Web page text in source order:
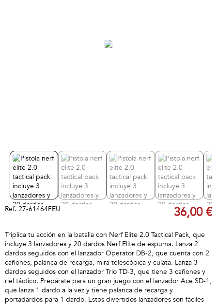
Ref. 27-61464FEU 36,00 €
Triplica tu acción en la batalla con Nerf Elite 2.0 Tactical Pack, que
incluye 3 lanzadores y 20 dardos Nerf Elite de espuma. Lanza 2
dardos seguidos con el lanzador Operator DB-2, que cuenta con 2
cañones, palanca de recarga, mira telescópica y culata. Lanza 3
dardos seguidos con el lanzador Trio TD-3, que tiene 3 cañones y
riel táctico. Prepárate para un gran juego con el lanzador Ace SD-1,
que lanza 1 dardo a la vez y tiene palanca de recarga y
portadardos para 1 dardo. Estos divertidos lanzadores son fáciles